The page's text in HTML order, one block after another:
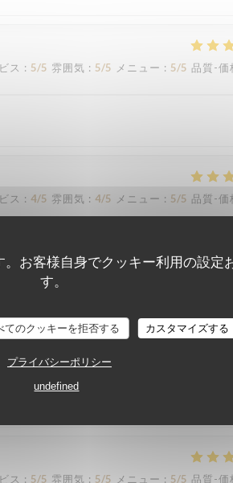
お客様自身でクッキー利用の設定
す。
てのクッキーを拒否する カスタマイズする
プライバシーポリシー
undefined
ス : 5/5 雰囲気 : 5/5 メニュー : 5/5 品質-価
ス : 4/5 雰囲気 : 4/5 メニュー : 5/5 品質-価
ス: 4 /5 雰囲気: 4/5 メニュー: 4/5 品質-価
ス : 5/5 雰囲気 : 5/5 メニュー : 5/5 品質-価
MONTAGNARD